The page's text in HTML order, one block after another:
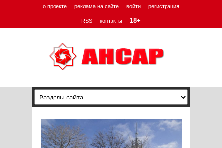
о проекте реклама на сайте войти регистрация
RSS контакты 18+